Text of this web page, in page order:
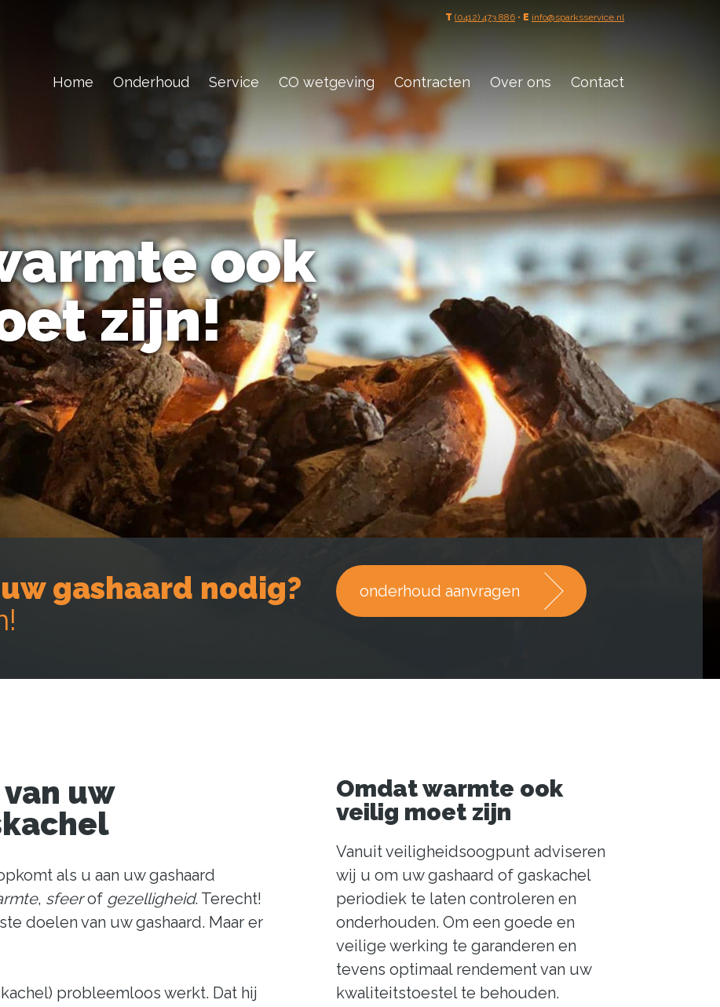
T (0412) 473 886 • E info@sparksservice.nl
Home Onderhoud Service CO wetgeving Contracten Over ons Contact
ook
zijn!
gashaard nodig?
onderhoud aanvragen
uw
als u aan uw gashaard
, sfeerof gezelligheid. Terecht!
doelen van uw gashaard. Maar er
probleemloos werkt. Dat hij
Omdat warmte ook
veilig moet zijn
Vanuit veiligheidsoogpunt adviseren
wij u om uw gashaard of gaskachel
periodiek te laten controleren en
onderhouden. Om een goede en
veilige werking te garanderen en
tevens optimaal rendement van uw
kwaliteitstoestel te behouden.